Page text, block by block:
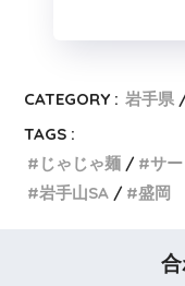
CATEGORY : 岩手県
TAGS :
じゃじゃ麺
サ
岩手山SA
盛岡